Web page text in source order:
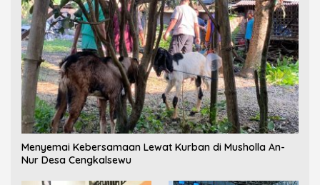
Menyemai Kebersamaan Lewat Kurban di Musholla An-
Nur Desa Cengkalsewu